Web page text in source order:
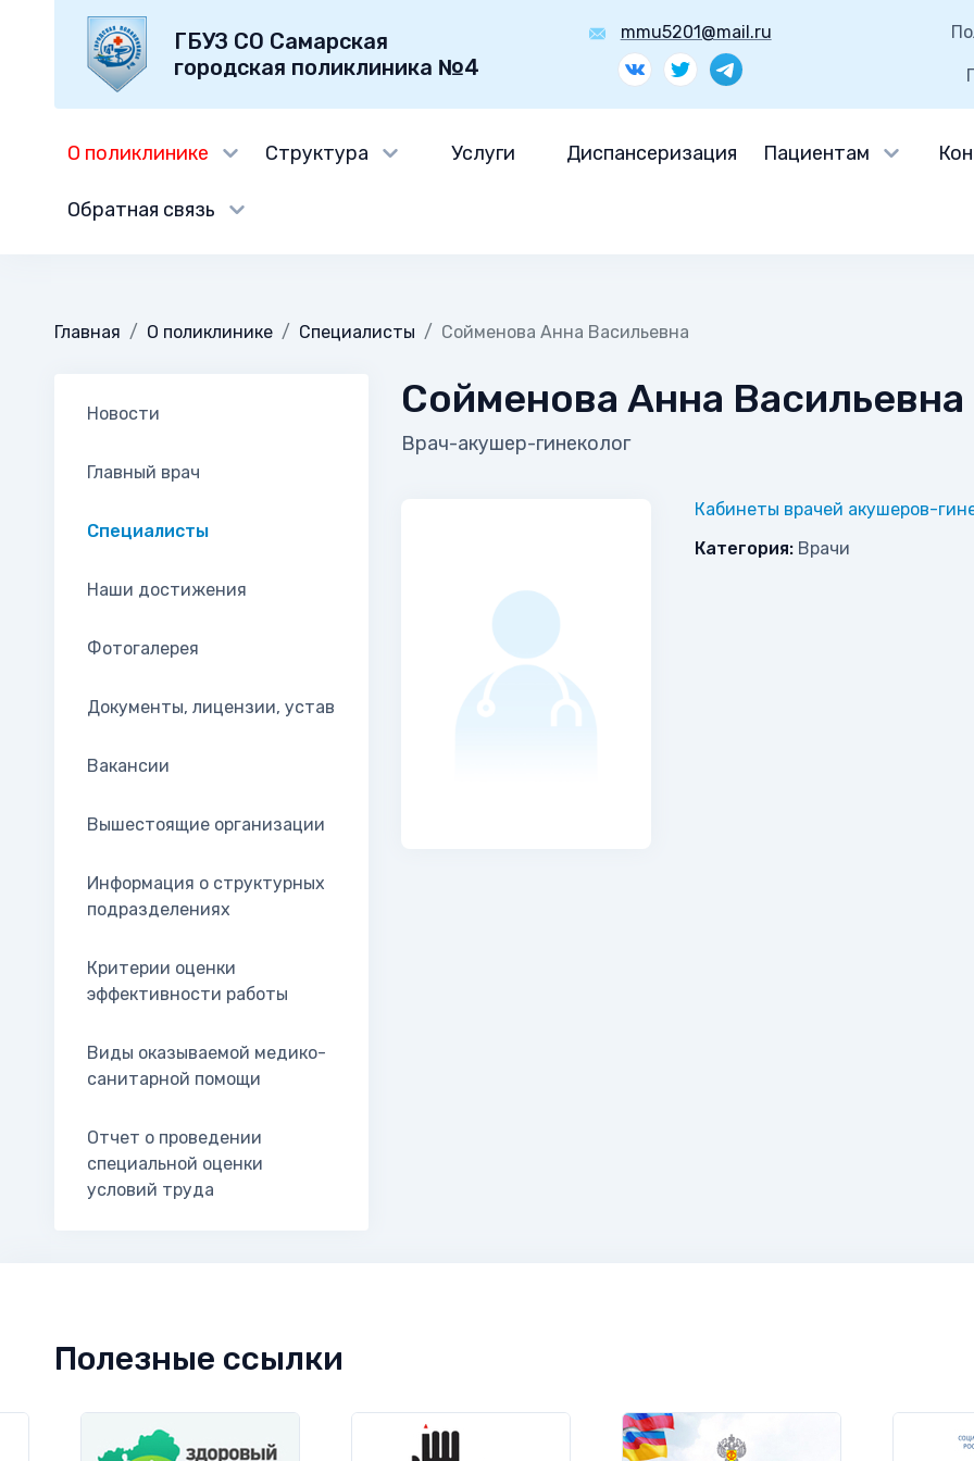
ГБУЗ СО Самарская
городская поликлиника №4
mmu5201@mail.ru
О поликлинике Структура Услуги Диспансеризация Пациентам
Обратная связь
Главная О поликлинике Специалисты Сойменова Анна Васильевна
Новости
Главный врач
Специалисты
Наши достижения
Фотогалерея
Документы, лицензии, устав
Вакансии
Вышестоящие организации
Информация о структурных
подразделениях
Критерии оценки
эффективности работы
Виды оказываемой медико-
санитарной помощи
Отчет о проведении
специальной оценки
условий труда
Сойменова Анна Васильевна
Врач-акушер-гинеколог
Кабинеты врачей акушеров-
Категория:Врачи
Полезные ссылки